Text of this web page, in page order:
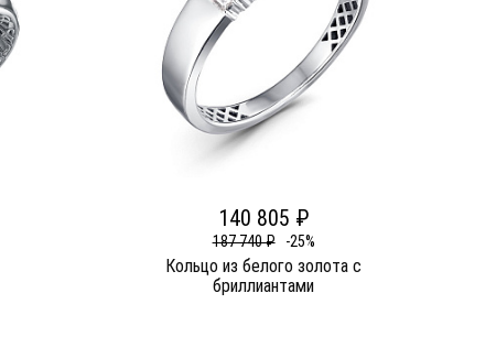
140 805 ₽
187 740 ₽ -25%
Кольцо из белого золота c
бриллиантами